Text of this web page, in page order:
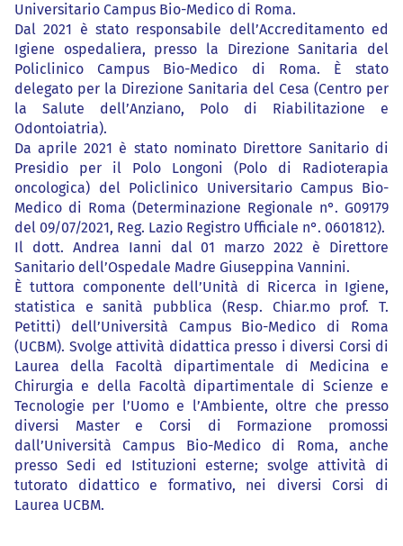
Universitario Campus Bio-Medico di Roma.
Dal 2021 è stato responsabile dell’Accreditamento ed
Igiene ospedaliera, presso la Direzione Sanitaria del
Policlinico Campus Bio-Medico di Roma. È stato
delegato per la Direzione Sanitaria del Cesa (Centro per
la Salute dell’Anziano, Polo di Riabilitazione e
Odontoiatria).
Da aprile 2021 è stato nominato Direttore Sanitario di
Presidio per il Polo Longoni (Polo di Radioterapia
oncologica) del Policlinico Universitario Campus Bio-
Medico di Roma (Determinazione Regionale n°. G09179
del 09/07/2021, Reg. Lazio Registro Ufficiale n°. 0601812).
Il dott. Andrea Ianni dal 01 marzo 2022 è Direttore
Sanitario dell’Ospedale Madre Giuseppina Vannini.
È tuttora componente dell’Unità di Ricerca in Igiene,
statistica e sanità pubblica (Resp. Chiar.mo prof. T.
Petitti) dell’Università Campus Bio-Medico di Roma
(UCBM). Svolge attività didattica presso i diversi Corsi di
Laurea della Facoltà dipartimentale di Medicina e
Chirurgia e della Facoltà dipartimentale di Scienze e
Tecnologie per l’Uomo e l’Ambiente, oltre che presso
diversi Master e Corsi di Formazione promossi
dall’Università Campus Bio-Medico di Roma, anche
presso Sedi ed Istituzioni esterne; svolge attività di
tutorato didattico e formativo, nei diversi Corsi di
Laurea UCBM.